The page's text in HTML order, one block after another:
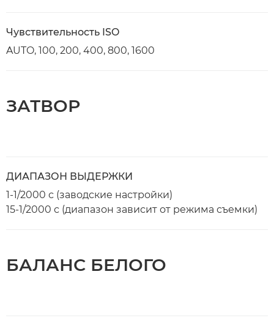
Чувствительность ISO
AUTO, 100, 200, 400, 800, 1600
ЗАТВОР
ДИАПАЗОН ВЫДЕРЖКИ
1-1/2000 с (заводские настройки)
15-1/2000 с (диапазон зависит от режима съемки)
БАЛАНС БЕЛОГО